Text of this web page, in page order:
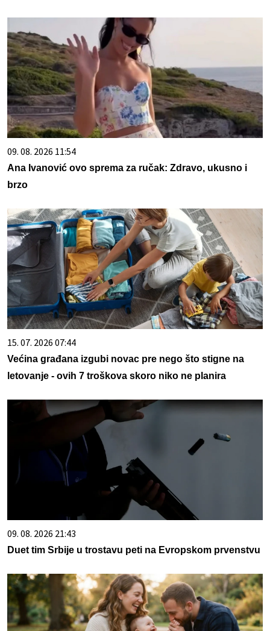
09. 08. 2026 11:54
Ana Ivanović ovo sprema za ručak: Zdravo, ukusno i
brzo
15. 07. 2026 07:44
Većina građana izgubi novac pre nego što stigne na
letovanje - ovih 7 troškova skoro niko ne planira
09. 08. 2026 21:43
Duet tim Srbije u trostavu peti na Evropskom prvenstvu